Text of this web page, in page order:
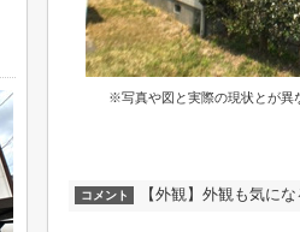
※写真や図と実際の現状とが異
コメント 【外観】外観も気に